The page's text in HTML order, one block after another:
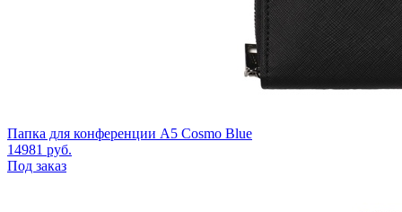
Папка для конференции А5 Cosmo Blue
14981 руб.
Под заказ